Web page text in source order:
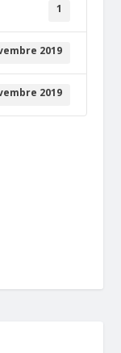
1
2019
2019